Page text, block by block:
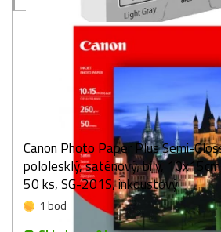
Canon Photo Paper Plus Semi-
pololesklý, saténový, bílý,
50 ks, SG-201S, inkoustový
1 bod